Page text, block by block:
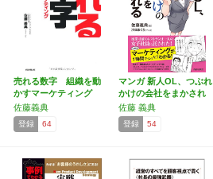
売れる数字 組織を動
かすマーケティング
佐藤義典
登録 64
マンガ 新人OL、つぶれ
かけの会社をまかされ
る
佐藤 義典
登録 54